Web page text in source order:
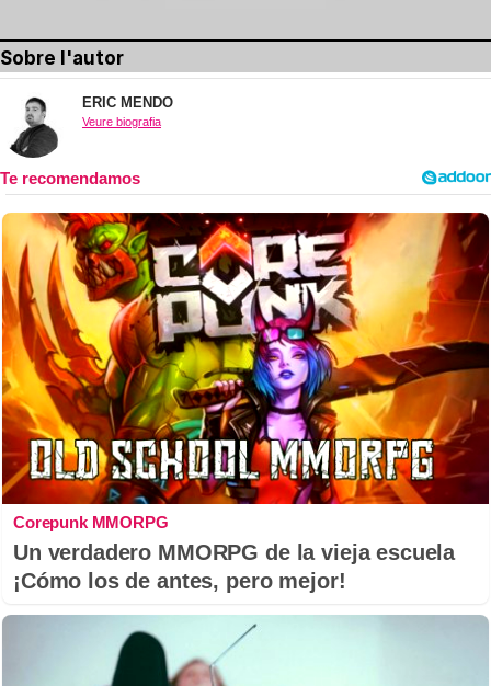
Sobre l'autor
ERIC MENDO
Veure biografia
Corepunk MMORPG
Un verdadero MMORPG de la vieja escuela
¡Cómo los de antes, pero mejor!